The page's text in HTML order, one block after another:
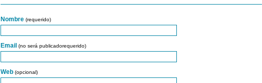
Nombre (requerido)
Email (no será publicadorequerido)
Web (opcional)